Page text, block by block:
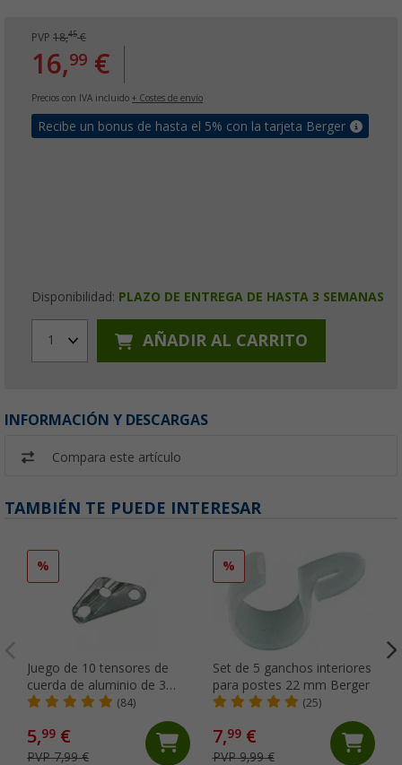
PVP 18,45€
16,99 €
Precios con IVA incluido + Costes de envío
Recibe un bonus de hasta el 5% con la tarjeta Berger
Disponibilidad: PLAZO DE ENTREGA DE HASTA 3 SEMANAS
1 AÑADIR AL CARRITO
INFORMACIÓN Y DESCARGAS
Compara este artículo
TAMBIÉN TE PUEDE INTERESAR
%
Juego de 10 tensores de
cuerda de aluminio de 3
orificios 5,3 mm Berger
(84)
5,99 €
PVP 7,99 €
%
Set de 5 ganchos interiores
para postes 22 mm Berger
(25)
7,99€
PVP 9,99 €